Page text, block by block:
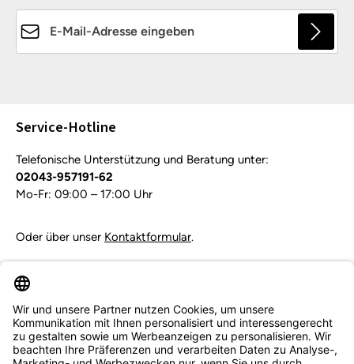
Service-Hotline
Telefonische Unterstützung und Beratung unter:
02043-957191-62
Mo-Fr: 09:00 – 17:00 Uhr
Oder über unser Kontaktformular.
Service & Beratung